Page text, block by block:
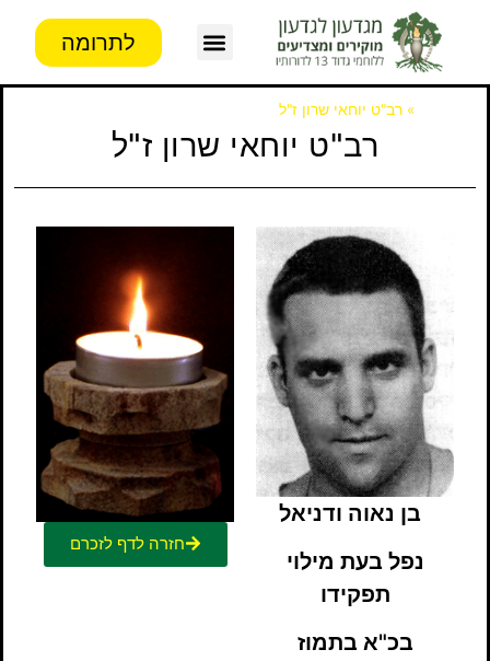
לתרומה
» רב"ט יוחאי שרון ז"ל
רב"ט יוחאי שרון ז"ל
בן נאוה ודניאל
נפל בעת מילוי
תפקידו
בכ"א בתמוז
חזרה לדף לזכרם